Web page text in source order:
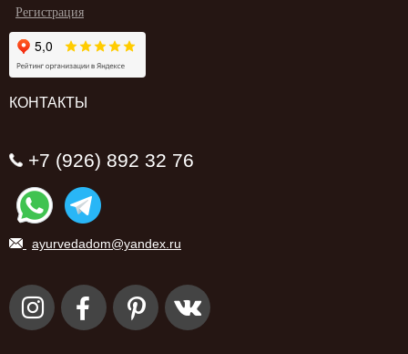
Регистрация
КОНТАКТЫ
+7 (926) 892 32 76
ayurvedadom@yandex.ru